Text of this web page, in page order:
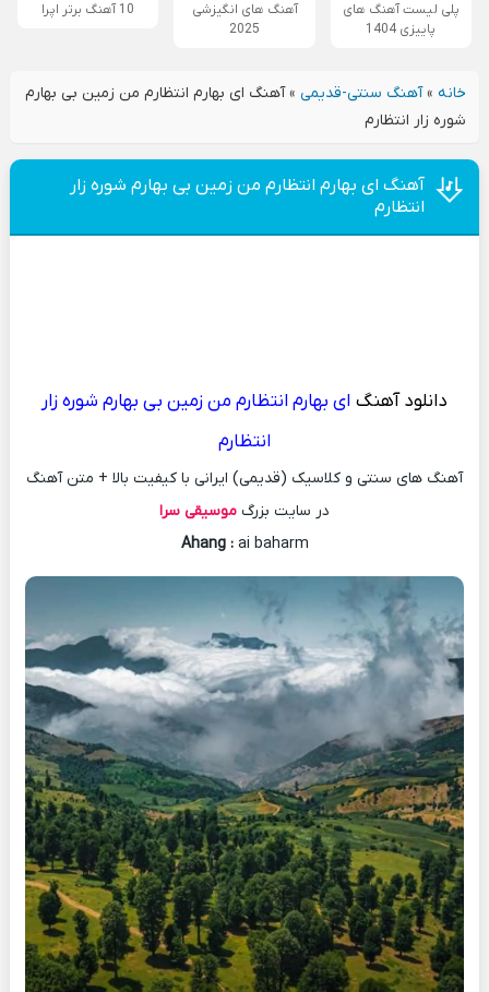
پلی لیست آهنگ های
پاییزی 1404
آهنگ های انگیزشی
2025
10 آهنگ برتر اپرا
خانه»آهنگ سنتی-قدیمی»آهنگ ای بهارم انتظارم من زمین بی بهارم
شوره زار انتظارم
آهنگ ای بهارم انتظارم من زمین بی بهارم شوره زار
انتظارم
دانلود آهنگ ای بهارم انتظارم من زمین بی بهارم شوره زار
انتظارم
آهنگ های سنتی و کلاسیک (قدیمی) ایرانی با کیفیت بالا + متن آهنگ
در سایت بزرگ موسیقی سرا
Ahang :ai baharm